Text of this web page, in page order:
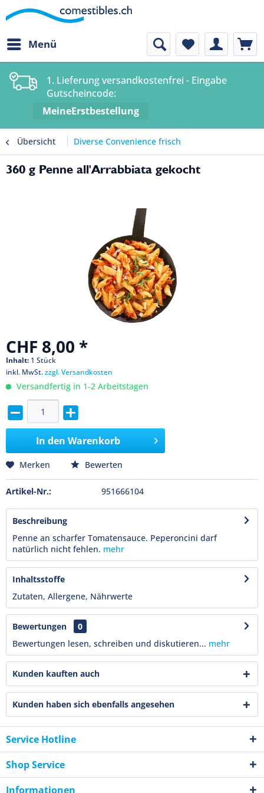
Menü
1. Lieferung versandkostenfrei - Eingabe
Gutscheincode:
MeineErstbestellung
Übersicht Diverse Convenience frisch
360 g Penne all'Arrabbiata gekocht
CHF 8,00 *
Inhalt: 1 Stück
inkl. MwSt.zzgl. Versandkosten
Versandfertig in 1-2 Arbeitstagen
In den Warenkorb
Merken Bewerten
Artikel-Nr.: 951666104
Beschreibung
Penne an scharfer Tomatensauce. Peperoncini darf
natürlich nicht fehlen. mehr
Inhaltsstoffe
Zutaten, Allergene, Nährwerte
Bewertungen
0
Bewertungen lesen, schreiben und diskutieren... mehr
Kunden kauften auch
Kunden haben sich ebenfalls angesehen
Service Hotline
Shop Service
Informationen